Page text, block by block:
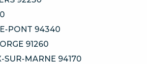
PONT 94340
91260
SUR-MARNE 94170